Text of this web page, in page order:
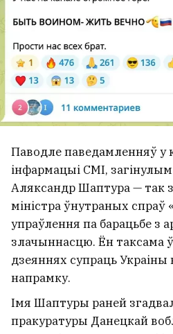
Паводле паведамленняў у
інфармацыі СМІ,
Аляксандр Шаптура — так
міністра ўнутраных спраў
упраўлення па барацьбе з
злачыннасцю. Ён таксама
дзеяннях супраць Украіны
напрамку.
Імя Шаптуры раней
пракуратуры Данецкай
«Пачынаю разумець
жывуць у
не любяць
турыстычны бум
Гродну
3